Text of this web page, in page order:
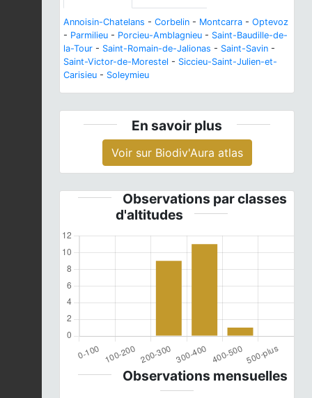
Annoisin-Chatelans - Corbelin - Montcarra - Optevoz
- Parmilieu - Porcieu-Amblagnieu - Saint-Baudille-de-
la-Tour - Saint-Romain-de-Jalionas - Saint-Savin -
Saint-Victor-de-Morestel - Siccieu-Saint-Julien-et-
Carisieu - Soleymieu
En savoir plus
Voir sur Biodiv'Aura atlas
Observations par classes
d'altitudes
Observations mensuelles